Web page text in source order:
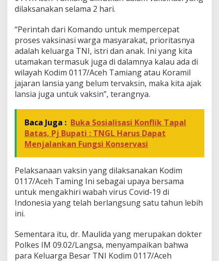
u
a
g
a
B
e
s
a
r
T
I
dilaksanakan selama 2 hari.
“Perintah dari Komando untuk mempercepat
proses vaksinasi warga masyarakat, prioritasnya
adalah keluarga TNI, istri dan anak. Ini yang kita
utamakan termasuk juga di dalamnya kalau ada di
wilayah Kodim 0117/Aceh Tamiang atau Koramil
jajaran lansia yang belum tervaksin, maka kita ajak
lansia juga untuk vaksin”, terangnya.
Baca Juga : Buka Sosialisasi Konflik Tapal
Batas, Pj Bupati : TNGL Harus Dapat
Menjalankan Fungsi Konservasi
Pelaksanaan vaksin yang dilaksanakan Kodim
0117/Aceh Taming Ini sebagai upaya bersama
untuk mengakhiri wabah virus Covid-19 di
Indonesia yang telah berlangsung satu tahun lebih
ini.
Sementara itu, dr. Maulida yang merupakan dokter
Polkes IM 09.02/Langsa, menyampaikan bahwa
para Keluarga Besar TNI Kodim 0117/Aceh